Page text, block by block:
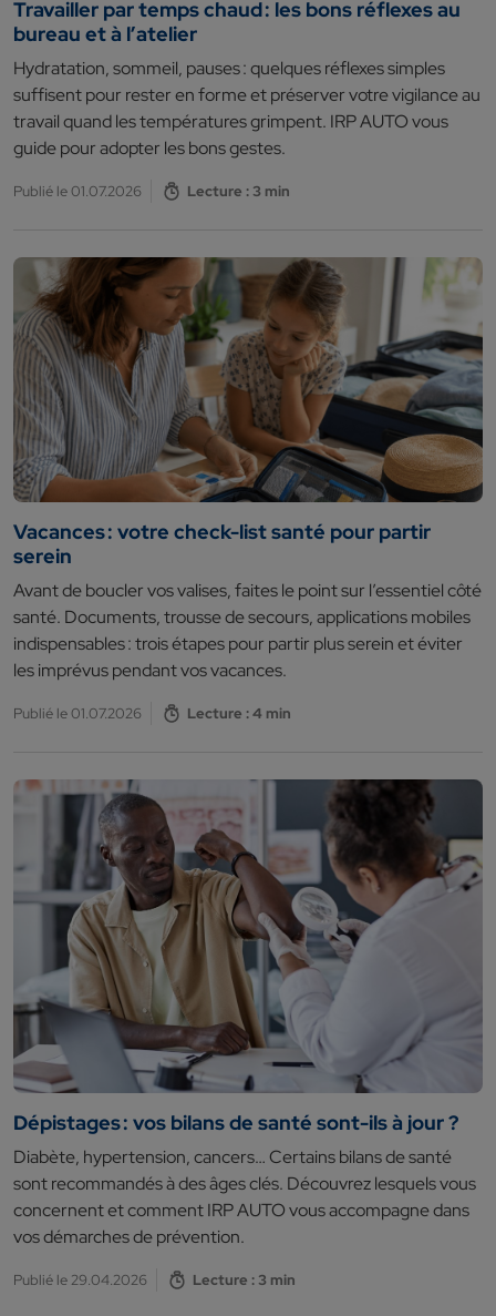
Travailler par temps chaud : les bons réflexes au
bureau et à l’atelier
Hydratation, sommeil, pauses : quelques réflexes simples
suffisent pour rester en forme et préserver votre vigilance au
travail quand les températures grimpent. IRP AUTO vous
guide pour adopter les bons gestes.
Publié le 01.07.2026 Lecture : 3 min
Vacances : votre check-list santé pour partir
serein
Avant de boucler vos valises, faites le point sur l’essentiel côté
santé. Documents, trousse de secours, applications mobiles
indispensables : trois étapes pour partir plus serein et éviter
les imprévus pendant vos vacances.
Publié le 01.07.2026 Lecture : 4 min
Dépistages : vos bilans de santé sont-ils à jour ?
Diabète, hypertension, cancers… Certains bilans de santé
sont recommandés à des âges clés. Découvrez lesquels vous
concernent et comment IRP AUTO vous accompagne dans
vos démarches de prévention.
Publié le 29.04.2026 Lecture : 3 min